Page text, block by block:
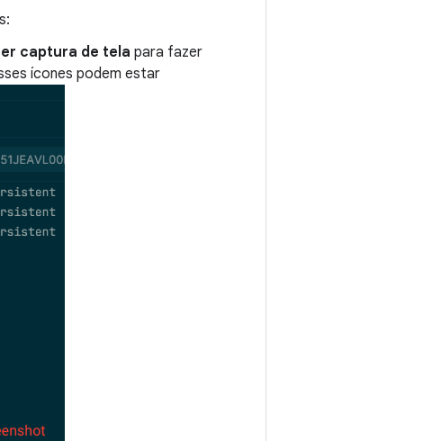
captura de tela para fazer
ícones podem estar